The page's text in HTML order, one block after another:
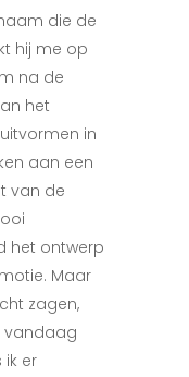
die de
hij me op
na de
het
in
aan een
van de
het ontwerp
Maar
zagen,
vandaag
er